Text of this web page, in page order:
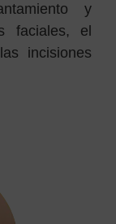
y
faciales, el
incisiones